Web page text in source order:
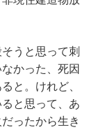
うと思って刺
かった、死因
と。けれど、
と思って、あ
ったから生き